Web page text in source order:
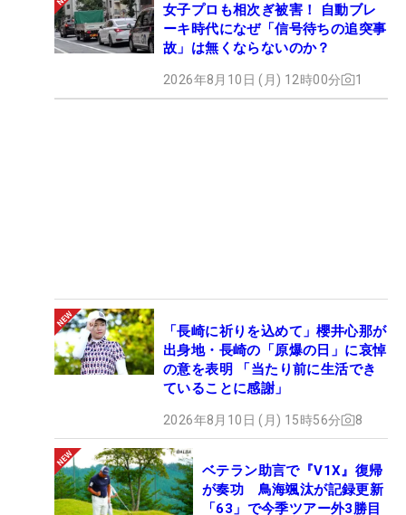
女子プロも相次ぎ被害！ 自動ブレ
ーキ時代になぜ「信号待ちの追突事
故」は無くならないのか？
2026年8月10日 (月) 12時00分 1
「長崎に祈りを込めて」櫻井心那が
出身地・長崎の「原爆の日」に哀悼
の意を表明 「当たり前に生活でき
ていることに感謝」
2026年8月10日 (月) 15時56分 8
ベテラン助言で『V1X』復帰
が奏功 鳥海颯汰が記録更新
「63」で今季ツアー外3勝目